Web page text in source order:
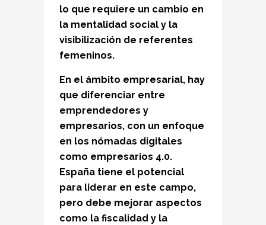
lo que requiere un cambio en
la mentalidad social y la
visibilización de referentes
femeninos.
En el ámbito empresarial, hay
que diferenciar entre
emprendedores y
empresarios, con un enfoque
en los nómadas digitales
como empresarios 4.0.
España tiene el potencial
para liderar en este campo,
pero debe mejorar aspectos
como la fiscalidad y la